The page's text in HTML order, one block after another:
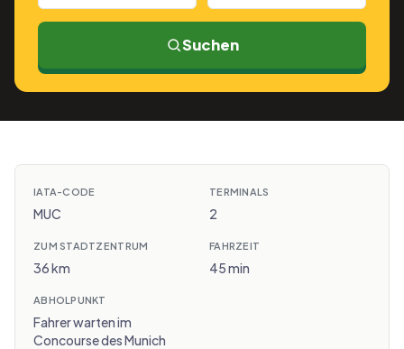
Suchen
IATA-CODE
MUC
TERMINALS
2
ZUM STADTZENTRUM
36 km
FAHRZEIT
45 min
ABHOLPUNKT
Fahrer warten im
Concourse des Munich